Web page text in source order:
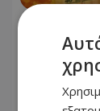
Μέχρι